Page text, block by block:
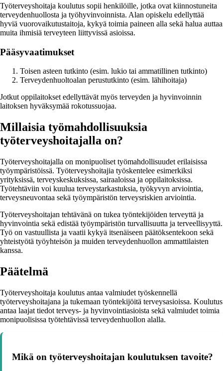
Työterveyshoitaja koulutus sopii henkilöille, jotka ovat kiinnostuneita
terveydenhuollosta ja työhyvinvoinnista. Alan opiskelu edellyttää
hyviä vuorovaikutustaitoja, kykyä toimia paineen alla sekä halua auttaa
muita ihmisiä terveyteen liittyvissä asioissa.
Pääsyvaatimukset
Toisen asteen tutkinto (esim. lukio tai ammatillinen tutkinto)
Terveydenhuoltoalan perustutkinto (esim. lähihoitaja)
Jotkut oppilaitokset edellyttävät myös terveyden ja hyvinvoinnin
laitoksen hyväksymää rokotussuojaa.
Millaisia työmahdollisuuksia
työterveyshoitajalla on?
Työterveyshoitajalla on monipuoliset työmahdollisuudet erilaisissa
työympäristöissä. Työterveyshoitajia työskentelee esimerkiksi
yrityksissä, terveyskeskuksissa, sairaaloissa ja oppilaitoksissa.
Työtehtäviin voi kuulua terveystarkastuksia, työkyvyn arviointia,
terveysneuvontaa sekä työympäristön terveysriskien arviointia.
Työterveyshoitajan tehtävänä on tukea työntekijöiden terveyttä ja
hyvinvointia sekä edistää työympäristön turvallisuutta ja terveellisyyttä.
Työ on vastuullista ja vaatii kykyä itsenäiseen päätöksentekoon sekä
yhteistyötä työyhteisön ja muiden terveydenhuollon ammattilaisten
kanssa.
Päätelmä
Työterveyshoitaja koulutus antaa valmiudet työskennellä
työterveyshoitajana ja tukemaan työntekijöitä terveysasioissa. Koulutus
antaa laajat tiedot terveys- ja hyvinvointiasioista sekä valmiudet toimia
monipuolisissa työtehtävissä terveydenhuollon alalla.
Mikä on työterveyshoitajan koulutuksen tavoite?